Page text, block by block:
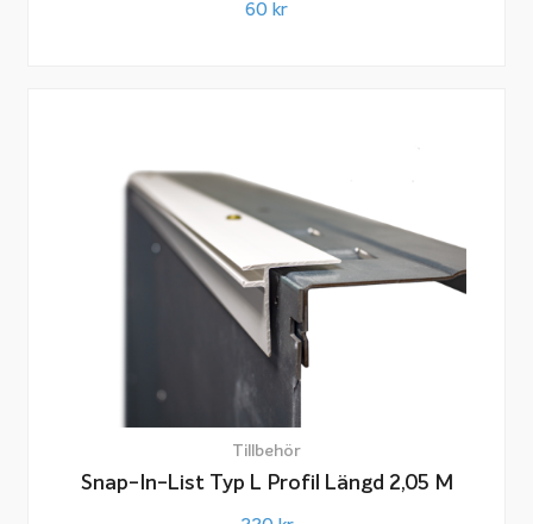
60 kr
Tillbehör
Snap-In-List Typ L Profil Längd 2,05 M